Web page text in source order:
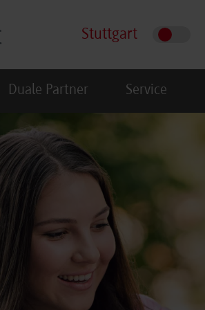
Stuttgart
Duale Partner Service